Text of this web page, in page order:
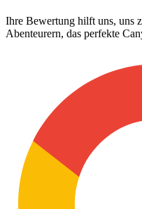
Ihre Bewertung hilft uns, uns
Abenteurern, das perfekte